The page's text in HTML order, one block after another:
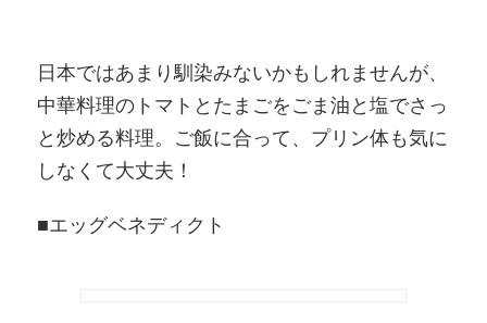
日本ではあまり馴染みないかもしれませんが、
中華料理のトマトとたまごをごま油と塩でさっ
と炒める料理。ご飯に合って、プリン体も気に
しなくて大丈夫！
■エッグベネディクト